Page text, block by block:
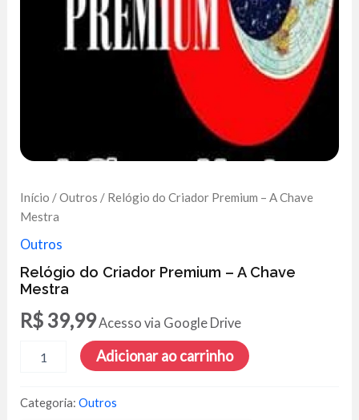
Início /Outros / Relógio do Criador Premium – A Chave
Mestra
Outros
Relógio do Criador Premium – A Chave
Mestra
R$ 39,99Acesso via Google Drive
Premium
-
Adicionar ao carrinho
Categoria:Outros